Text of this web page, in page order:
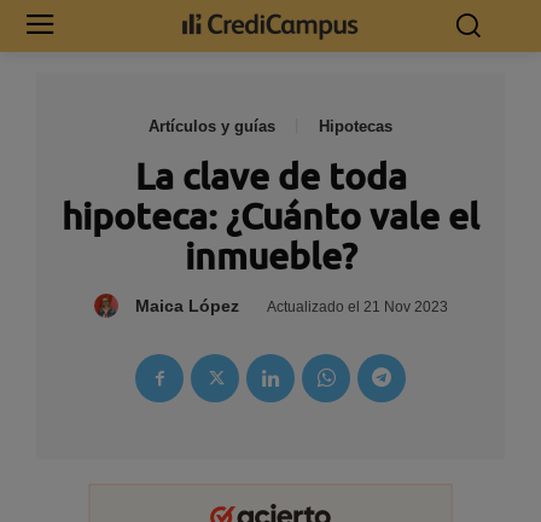
Artículos y guías Hipotecas
La clave de toda
hipoteca: ¿Cuánto vale el
inmueble?
Maica López Actualizado el 21 Nov 2023